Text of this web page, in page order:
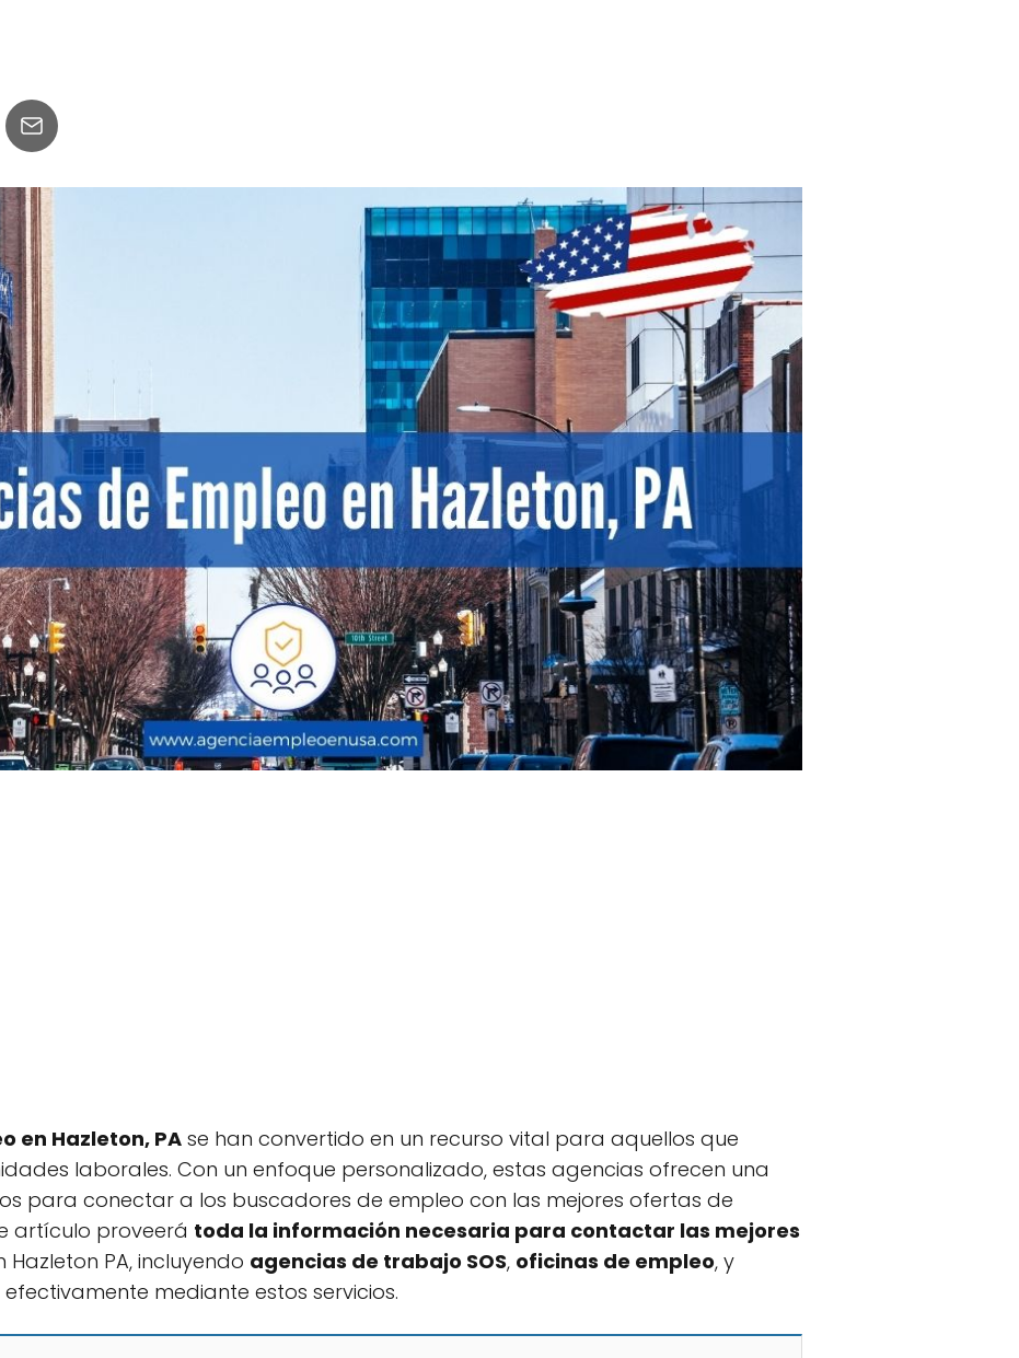
en Hazleton, PA se han convertido en un recurso vital para aquellos que
laborales. Con un enfoque personalizado, estas agencias ofrecen una
para conectar a los buscadores de empleo con las mejores ofertas de
artículo proveerá toda la información necesaria para contactar las mejores
Hazleton PA, incluyendo agencias de trabajo SOS, oficinas de empleo, y
efectivamente mediante estos servicios.